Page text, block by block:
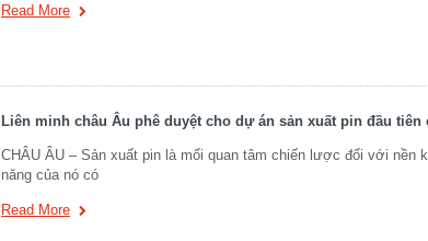
Read More
Liên minh châu Âu phê duyệt cho dự án sản xuất pin đầu tiên
CHÂU ÂU – Sản xuất pin là mối quan tâm chiến lược đối với nền
năng của nó có
Read More